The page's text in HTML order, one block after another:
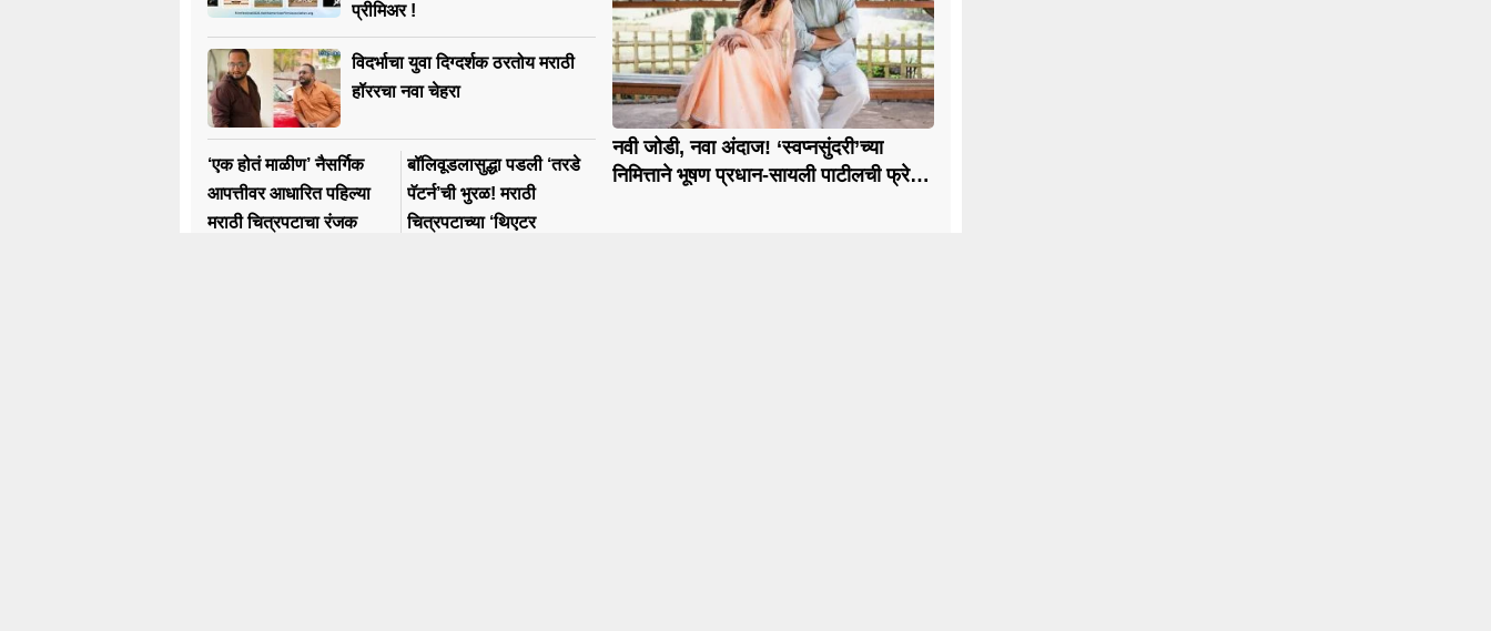
प्रीमिअर !
विदर्भाचा युवा दिग्दर्शक ठरतोय मराठी
हॉररचा नवा चेहरा
‘एक होतं माळीण’ नैसर्गिक
आपत्तीवर आधारित पहिल्या
मराठी चित्रपटाचा रंजक
बॉलिवूडलासुद्धा पडली ‘तरडे
पॅटर्न’ची भुरळ! मराठी
चित्रपटाच्या ‘थिएटर
नवी जोडी, नवा अंदाज! ‘स्वप्नसुंदरी’च्या
निमित्ताने भूषण प्रधान-सायली पाटीलची फ्रेश